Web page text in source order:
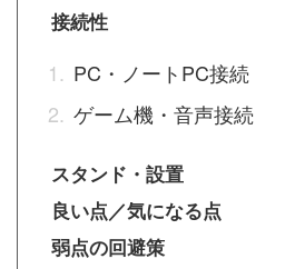
接続性
PC・ノートPC接続
ゲーム機・音声接続
スタンド・設置
良い点／気になる点
弱点の回避策